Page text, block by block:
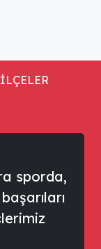
İLÇELER
sporda,